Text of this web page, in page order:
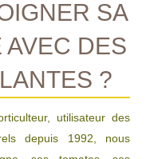
SA
DES
?
utilisateur des
depuis 1992, nous